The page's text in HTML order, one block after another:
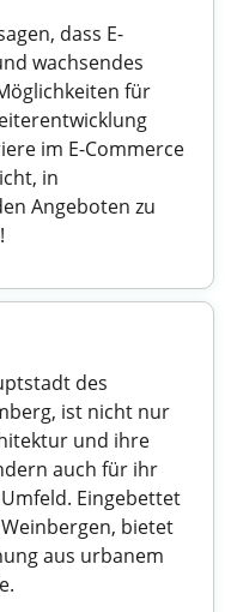
dass E-
wachsendes
für
im E-Commerce
in
Angeboten zu
des
ist nicht nur
und ihre
auch für ihr
Eingebettet
bietet
aus urbanem